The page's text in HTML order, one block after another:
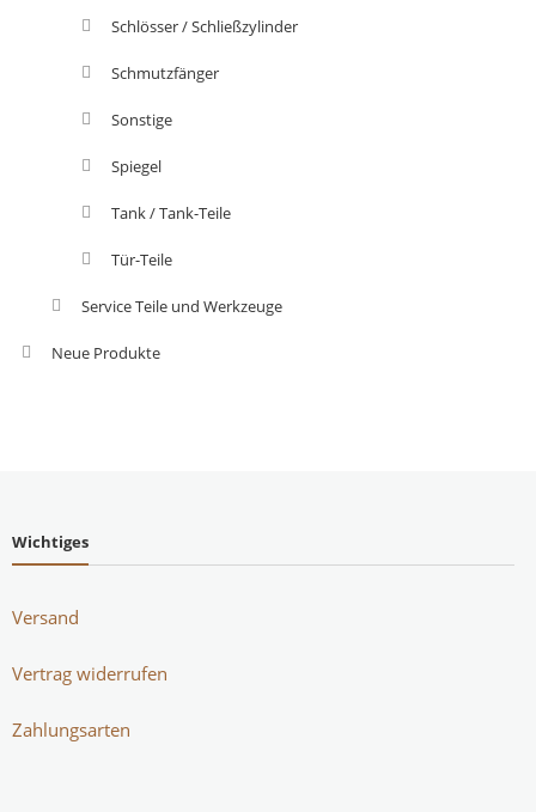
Schlösser / Schließzylinder
Schmutzfänger
Sonstige
Spiegel
Tank / Tank-Teile
Tür-Teile
Service Teile und Werkzeuge
Neue Produkte
Wichtiges
Versand
Vertrag widerrufen
Zahlungsarten